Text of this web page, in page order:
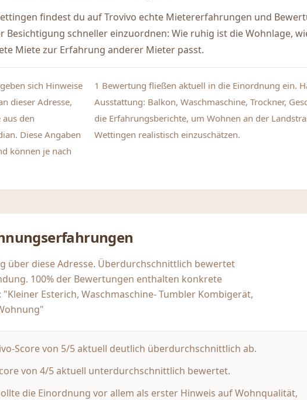
findest du auf Trovivo echte Mietererfahrungen und
Besichtigung schneller einzuordnen: Wie ruhig ist die Wohnlage,
Miete zur Erfahrung anderer Mieter passt.
sich Hinweise
dieser Adresse,
den
Diese Angaben
können je nach
1 Bewertung fließen aktuell in die Einordnung ein.
Ausstattung: Balkon, Waschmaschine, Trockner,
die Erfahrungsberichte, um Wohnen an der
Wettingen realistisch einzuschätzen.
über diese Adresse. Überdurchschnittlich bewertet
100% der Bewertungen enthalten konkrete
Esterich, Waschmaschine- Tumbler Kombigerät,
Score von 5/5 aktuell deutlich überdurchschnittlich ab.
von 4/5 aktuell unterdurchschnittlich bewertet.
die Einordnung vor allem als erster Hinweis auf Wohnqualität,